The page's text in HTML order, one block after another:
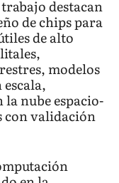
destacan
de chips para
de alto
modelos
nube espacio-
con validación